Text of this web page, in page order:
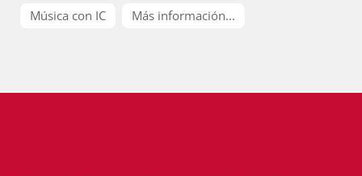
Música con IC
Más información...